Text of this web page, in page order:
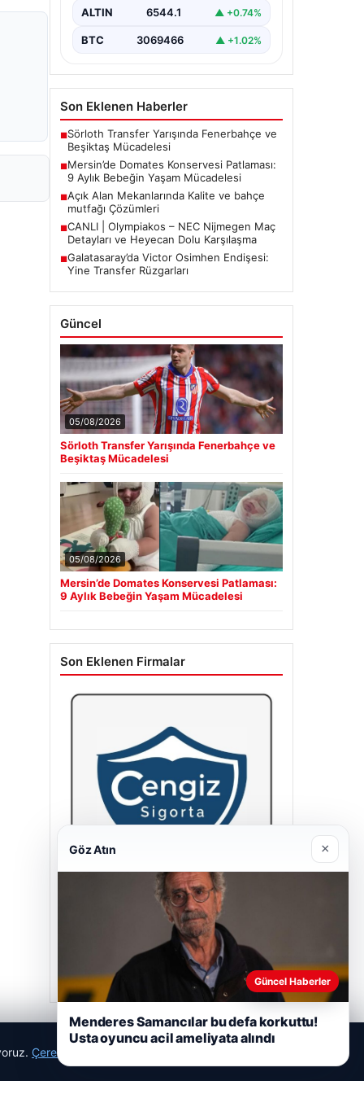
etkiledi. 19 Eylül 2023 tarihinde…
ALTIN 6544.1 ▲ +0.74%
BTC 3069466 ▲ +1.02%
Son Eklenen Haberler
■Sörloth Transfer Yarışında Fenerbahçe ve
Beşiktaş Mücadelesi
■Mersin’de Domates Konservesi Patlaması:
9 Aylık Bebeğin Yaşam Mücadelesi
■Açık Alan Mekanlarında Kalite ve bahçe
mutfağı Çözümleri
■CANLI | Olympiakos – NEC Nijmegen Maç
Detayları ve Heyecan Dolu Karşılaşma
■Galatasaray’da Victor Osimhen Endişesi:
Yine Transfer Rüzgarları
Güncel
05/08/2026
Sörloth Transfer Yarışında Fenerbahçe ve
Beşiktaş Mücadelesi
05/08/2026
Mersin’de Domates Konservesi Patlaması:
9 Aylık Bebeğin Yaşam Mücadelesi
Son Eklenen Firmalar
Çerez Politikamız
Göz Atın ×
Güncel Haberler
Menderes Samancılar bu defa korkuttu!
Usta oyuncu acil ameliyata alındı